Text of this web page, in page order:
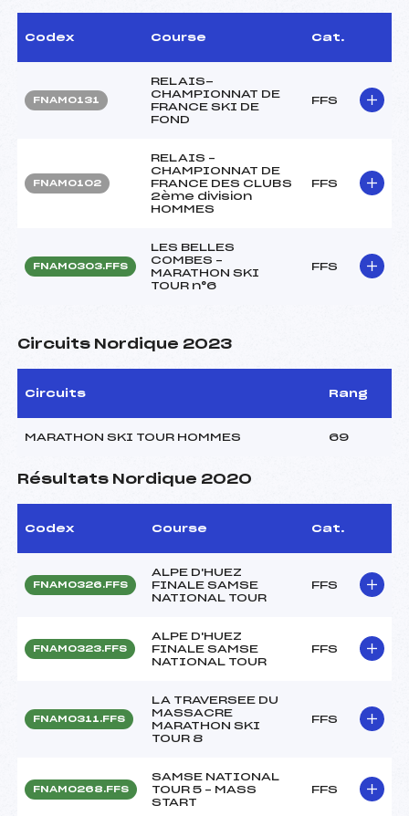
Codex Course Cat.
FNAM0131
RELAIS-
CHAMPIONNAT DE
FRANCE SKI DE
FOND
FFS
FNAM0102
RELAIS –
CHAMPIONNAT DE
FRANCE DES CLUBS
2ème division
HOMMES
FFS
FNAM0303.FFS
LES BELLES
COMBES –
MARATHON SKI
TOUR n°6
FFS
Circuits Nordique 2023
Circuits Rang
MARATHON SKI TOUR HOMMES 69
Résultats Nordique 2020
Codex Course Cat.
FNAM0326.FFS
ALPE D'HUEZ
FINALE SAMSE
NATIONAL TOUR
FFS
FNAM0323.FFS
ALPE D'HUEZ
FINALE SAMSE
NATIONAL TOUR
FFS
FNAM0311.FFS
LA TRAVERSEE DU
MASSACRE
MARATHON SKI
TOUR 8
FFS
FNAM0268.FFS
SAMSE NATIONAL
TOUR 5 – MASS
START
FFS